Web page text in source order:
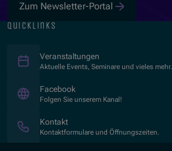
Zum Newsletter-Portal
quicklinks
Veranstaltungen
Aktuelle Events, Seminare und vieles mehr.
Facebook(Öffnet in neuem Fenster)
Folgen Sie unserem Kanal!
Kontakt
Kontaktformulare und Öffnungszeiten.